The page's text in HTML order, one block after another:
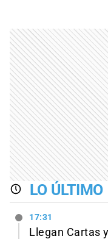
LO ÚLTIMO
17:31
Llegan Cartas